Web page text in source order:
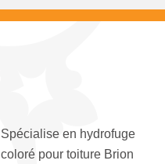
Spécialise en hydrofuge
coloré pour toiture Brion